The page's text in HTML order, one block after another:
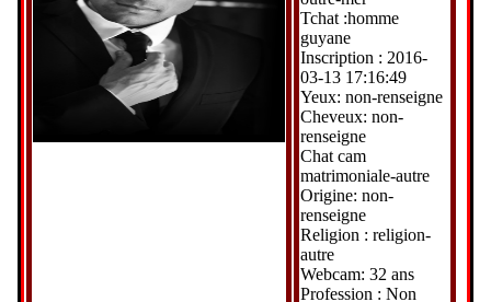
Tchat :homme
guyane
Inscription : 2016-
03-13 17:16:49
Yeux: non-renseigne
Cheveux: non-
renseigne
Chat cam
matrimoniale-autre
Origine: non-
renseigne
Religion : religion-
autre
Webcam: 32 ans
Profession : Non